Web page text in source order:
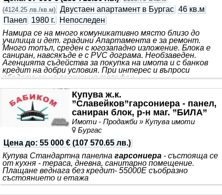
(4124.25 лв./кв.м) Двустаен апартамент в Бургас 46 кв.м
Панел 1980 г.
Непоследен
Намира се на много комуникативно място близо до
училища и дет. градини Апартамента е за ремонт.
Много топъл, среден с югозападно изложение. Блока е
саниран, навсякъде е с PVC дограма. Необзаведен.
Агенцията съдейства за покупка на имота и с банков
кредит на добри условия. При интерес и въпроси
обадете се на посочения телефон.
Купува ж.к.
”Славейков”гарсониера - панел,
саниран блок, р-н маг. ”БИЛА”
Имоти - Продажби » Купува имоти
Бургас
Цена до: 55 000 € (107 570.65 лв.)
Купува Стандартна панелна гарсониера - състояща се
от кухня - тераса, дневна, санитарно помещение.
Плащане веднага без кредит- 55000Е съобразно
състоянието и етажа